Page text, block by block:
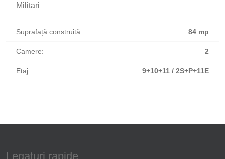
Militari
Suprafață construită: 84 mp
Camere: 2
Etaj: 9+10+11 / 2S+P+11E
Legaturi rapide